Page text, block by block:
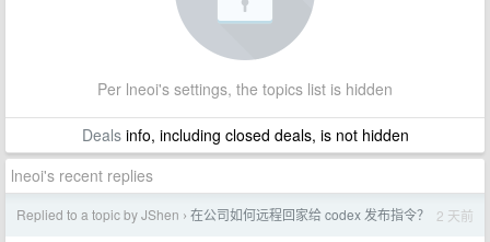
Per lneoi's settings, the topics list is hidden
Dealsinfo, including closed deals, is not hidden
lneoi's recent replies
Replied to a topic by JShen › 在公司如何远程回家给 codex 发布指令？ 2 天前